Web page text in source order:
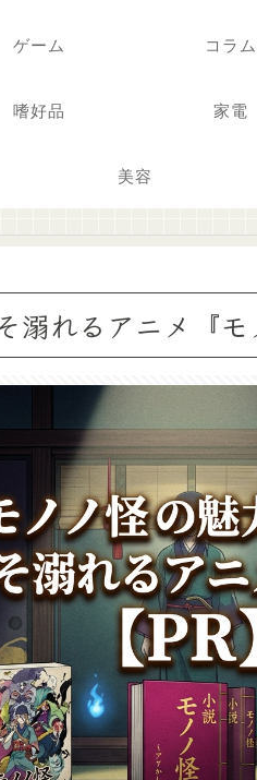
ゲーム コラム
嗜好品 家電
美容
溺れるアニメ『